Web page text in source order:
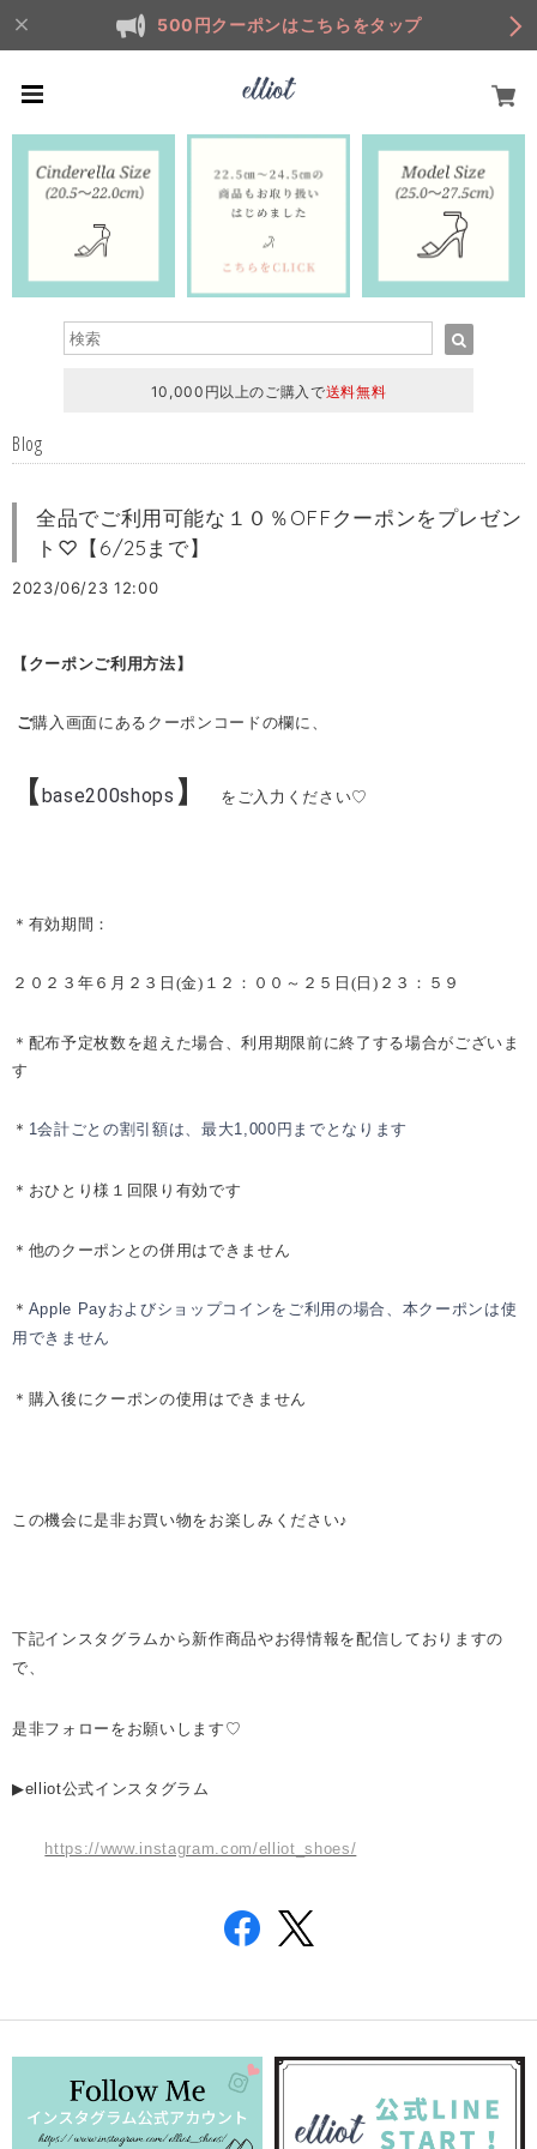
500円クーポンはこちらをタップ
10,000円以上のご購入で送料無料
Blog
全品でご利用可能な１０％OFFクーポンをプレゼン
ト♡【6/25まで】
2023/06/23 12:00
【クーポンご利用方法】
ご購入画面にあるクーポンコードの欄に、
【 base200shops 】 をご入力ください♡
＊ 有効期間：
２０２３年６月２３日 (金) １２：００～２５日 ( 日) ２３：５９
＊配布予定枚数を超えた場合、利用期限前に終了する場合がございま
す
＊ 1会計ごとの割引額は、最大1,000円までとなります
＊ おひとり様１回限り有効です
＊ 他のクーポンとの併用はできません
＊ Apple Payおよびショップコインをご利用の場合、本クーポンは使
用できません
＊購入後にクーポンの使用はできません
この機会に是非お買い物をお楽しみください♪
下記インスタグラムから新作商品やお得情報を配信しておりますの
で、
是非フォローをお願いします♡
▶elliot公式インスタグラム
https://www.instagram.com/elliot_shoes/